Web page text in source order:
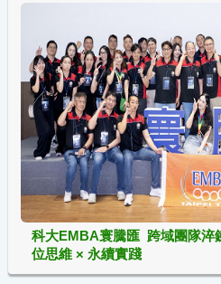
科大EMBA寰騰匯 跨域團隊淬
位思維 × 永續實踐